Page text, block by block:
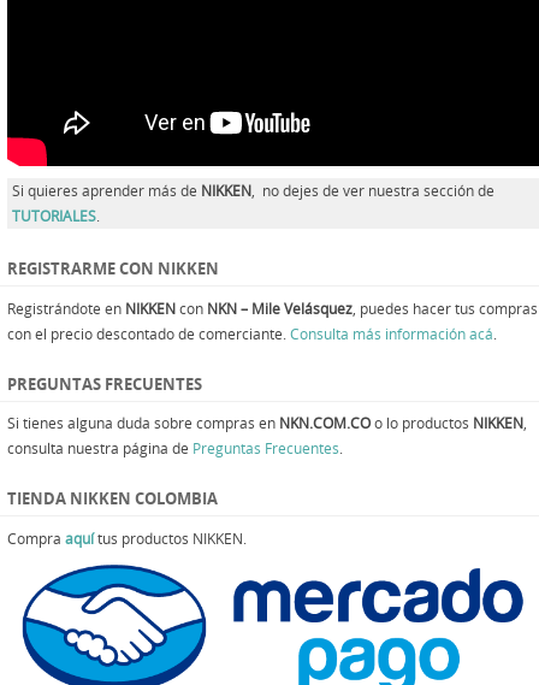
Si quieres aprender más de NIKKEN , no dejes de ver nuestra sección de
TUTORIALES
REGISTRARME CON NIKKEN
Registrándote en NIKKENcon NKN – Mile Velásquez , puedes hacer tus compras
con el precio descontado de comerciante. Consulta más información acá
PREGUNTAS FRECUENTES
Si tienes alguna duda sobre compras en NKN.COM.COo lo productos NIKKEN,
consulta nuestra página de Preguntas Frecuentes.
TIENDA NIKKEN COLOMBIA
Compra aquítus productos NIKKEN.